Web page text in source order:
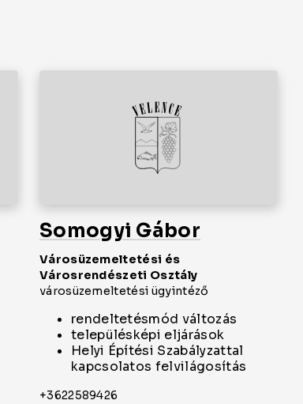
Somogyi Gábor
Városüzemeltetési és
Városrendészeti Osztály
városüzemeltetési ügyintéző
rendeltetésmód változás
településképi eljárások
Helyi Építési Szabályzattal
kapcsolatos felvilágosítás
+3622589426